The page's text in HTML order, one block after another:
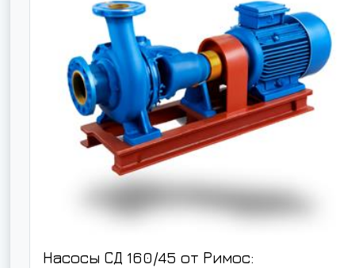
Насосы СД 160/45 от Римос: